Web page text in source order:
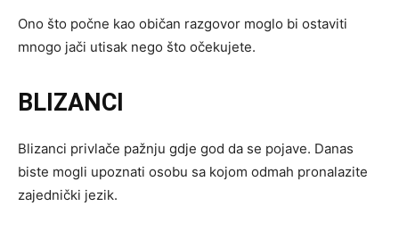
Ono što počne kao običan razgovor moglo bi ostaviti
mnogo jači utisak nego što očekujete.
BLIZANCI
Blizanci privlače pažnju gdje god da se pojave. Danas
biste mogli upoznati osobu sa kojom odmah pronalazite
zajednički jezik.